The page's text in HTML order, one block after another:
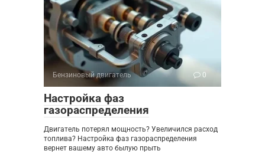
Бензиновый двигатель 0
Настройка фаз
газораспределения
Двигатель потерял мощность? Увеличился расход
топлива? Настройка фаз газораспределения
вернет вашему авто былую прыть